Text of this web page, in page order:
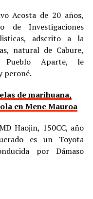
Acosta de 20 años,
de Investigaciones
adscrito a la
natural de Cabure,
Aparte, le
peroné.
de marihuana,
en Mene Mauroa
Haojin, 150CC, año
es un Toyota
por Dámaso